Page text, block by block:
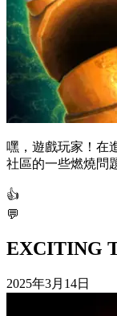
嘿，遊戲玩家！在
社區的一些燃燒問
👍
💬
EXCITING
2025年3月14日